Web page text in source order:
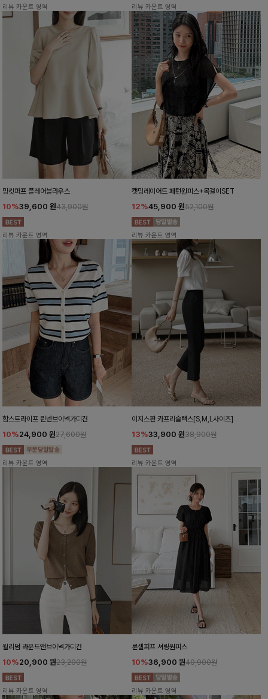
리뷰 카운트 영역 리뷰 카운트 영역
밍킷퍼프 플레어블라우스
10%39,600 원43,900원
리뷰 카운트 영역
캣밍레이어드 패턴원피스+목걸이SET
12%45,900 원52,100원
리뷰 카운트 영역
함스트라이프 린넨브이넥가디건
10%24,900 원27,600원
리뷰 카운트 영역
이지스판 카프리슬랙스[S,M,L사이즈]
13%33,900 원38,900원
리뷰 카운트 영역
윌리덤 라운드앤브이넥가디건
10%20,900 원23,200원
리뷰 카운트 영역
룬셀퍼프 셔링원피스
10%36,900 원40,900원
리뷰 카운트 영역